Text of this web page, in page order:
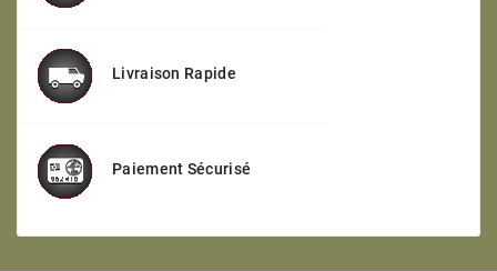
Livraison Rapide
Paiement Sécurisé